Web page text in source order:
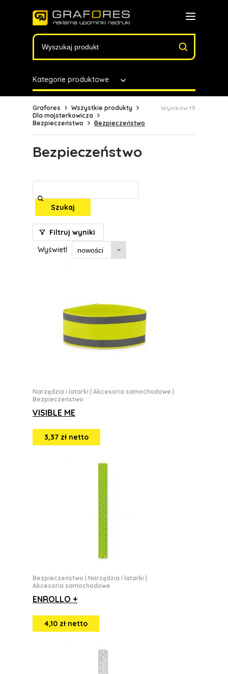
Kategorie produktowe
Grafores
Wszystkie produkty
Dla majsterkowicza
Bezpieczeństwo
Bezpieczeństwo
Wyników 19
Bezpieczeństwo
Szukaj
Filtruj wyniki
Wyświetl
Narzędzia i latarki Akcesoria samochodowe
Bezpieczeństwo
VISIBLE ME
3,37 zł netto
Bezpieczeństwo Narzędzia i latarki
Akcesoria samochodowe
ENROLLO +
4,10 zł netto